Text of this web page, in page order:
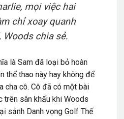
mọi việc hai
chỉ xoay quanh
Woods chia sẻ.
là Sam đã loại bỏ hoàn
thể thao này hay không để
cha cô. Cô đã có một bài
trên sân khấu khi Woods
sảnh Danh vọng Golf Thế